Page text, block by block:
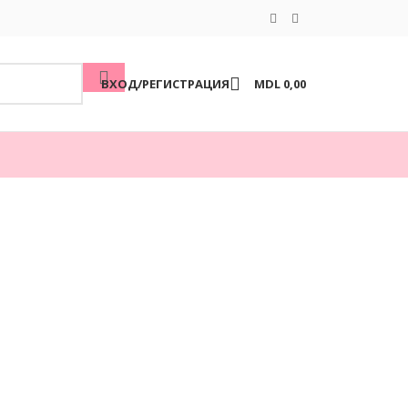
ВХОД/РЕГИСТРАЦИЯ MDL 0,00